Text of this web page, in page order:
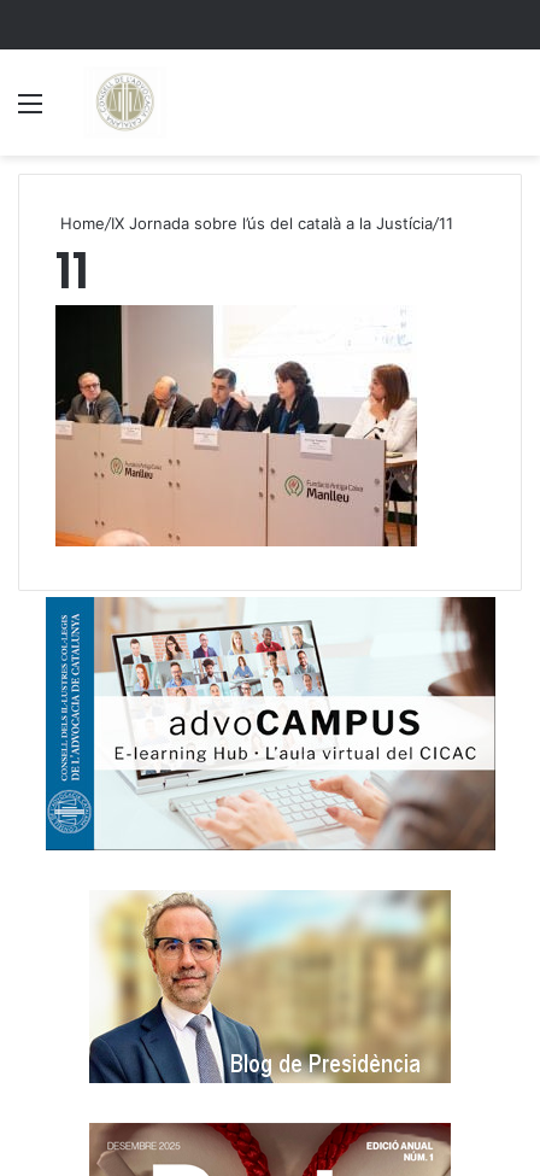
Home/IX Jornada sobre l’ús del català a la Justícia/11
11